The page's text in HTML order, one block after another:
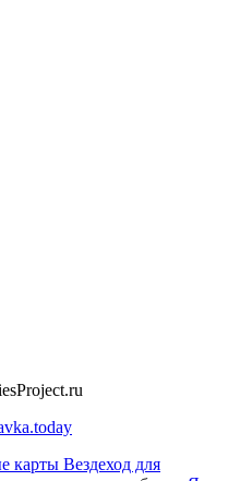
карты Вездеход для